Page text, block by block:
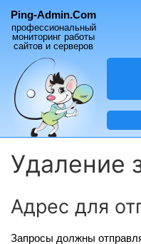
Ping-Admin.Com
профессиональный
мониторинг работы
сайтов и серверов
Удаление
Адрес для
Запросы должны